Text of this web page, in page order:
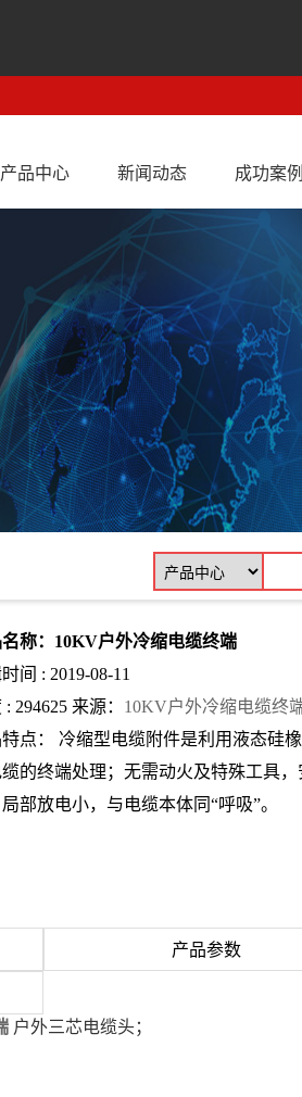
产品中心 新闻动态 成功案例
称：10KV户外冷缩电缆终端
间 : 2019-08-11
294625 来源： 10KV户外冷缩电缆终
点： 冷缩型电缆附件是利用液态硅
的终端处理；无需动火及特殊工具
部放电小，与电缆本体同“呼吸”。
产品参数
户外三芯电缆头；